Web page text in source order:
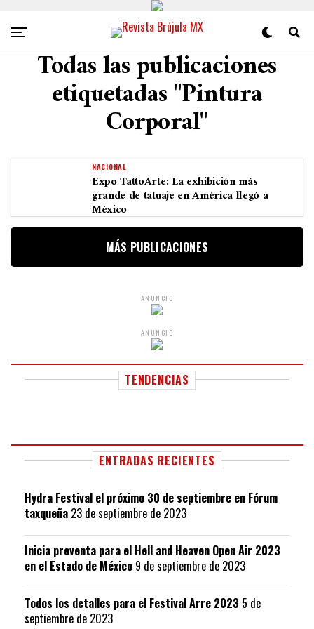
Todas las publicaciones
etiquetadas "Pintura
Corporal"
NACIONAL
Expo TattoArte: La exhibición más
grande de tatuaje en América llegó a
México
MÁS PUBLICACIONES
ANUNCIO
ANUNCIO
TENDENCIAS
ENTRADAS RECIENTES
Hydra Festival el próximo 30 de septiembre en Fórum
taxqueña 23 de septiembre de 2023
Inicia preventa para el Hell and Heaven Open Air 2023
en el Estado de México 9 de septiembre de 2023
Todos los detalles para el Festival Arre 2023 5 de
septiembre de 2023